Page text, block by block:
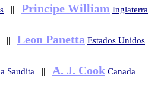
|| Principe William Inglaterra
|| Leon Panetta Estados Unidos
Saudita || A. J. Cook Canada